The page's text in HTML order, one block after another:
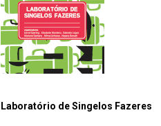
Laboratório de Singelos Fazeres